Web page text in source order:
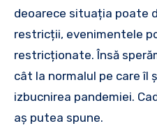
deoarece situația poate
restricții, evenimentele
restricționate. Însă
cât la normalul pe care îl
izbucnirea pandemiei.
aș putea spune.